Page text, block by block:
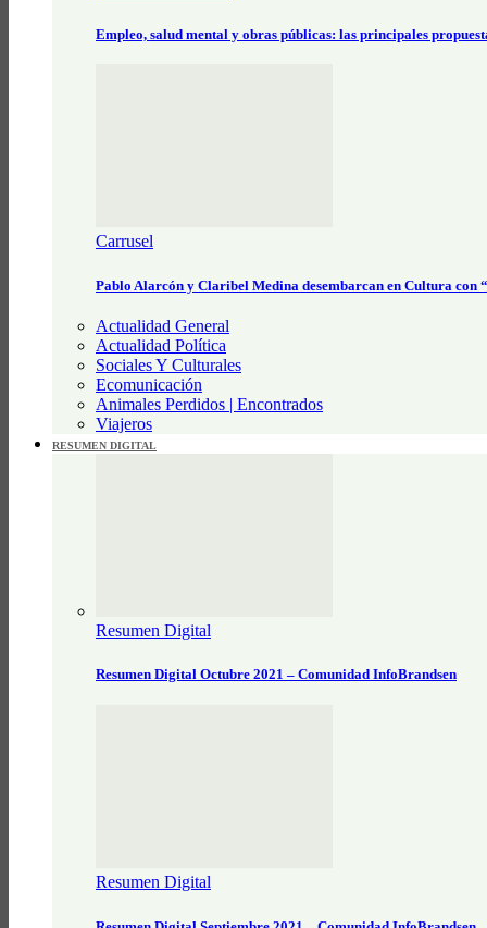
Empleo, salud mental y obras públicas: las principales
Carrusel
Pablo Alarcón y Claribel Medina desembarcan en Cultura con
Actualidad General
Actualidad Política
Sociales Y Culturales
Ecomunicación
Animales Perdidos | Encontrados
Viajeros
RESUMEN DIGITAL
Resumen Digital
Resumen Digital Octubre 2021 – Comunidad InfoBrandsen
Resumen Digital